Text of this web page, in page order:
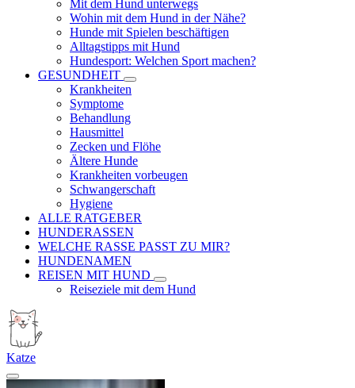
Mit dem Hund unterwegs
Wohin mit dem Hund in der Nähe?
Hunde mit Spielen beschäftigen
Alltagstipps mit Hund
Hundesport: Welchen Sport machen?
GESUNDHEIT
Krankheiten
Symptome
Behandlung
Hausmittel
Zecken und Flöhe
Ältere Hunde
Krankheiten vorbeugen
Schwangerschaft
Hygiene
ALLE RATGEBER
HUNDERASSEN
WELCHE RASSE PASST ZU MIR?
HUNDENAMEN
REISEN MIT HUND
Reiseziele mit dem Hund
Katze